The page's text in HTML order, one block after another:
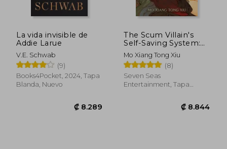
La vida invisible de
Addie Larue
V.E. Schwab
(9)
Books4Pocket, 2024, Tapa
Blanda, Nuevo
The Scum Villain's
Self-Saving System:
Ren Zha Fanpai Zijiu
Xitong (Novel) Vol. 4
(en Inglés)
Mo Xiang Tong Xiu
(8)
Seven Seas
Entertainment, Tapa